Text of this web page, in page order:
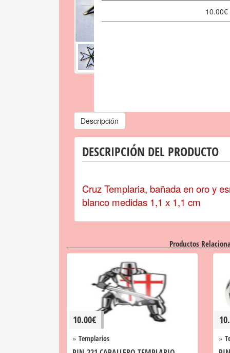
10.00€
Descripción
DESCRIPCIÓN DEL PRODUCTO
Cruz Templaria, bañada en oro y
blanco medidas 1,1 x 1,1 cm
Productos
10.00€
» Templarios »